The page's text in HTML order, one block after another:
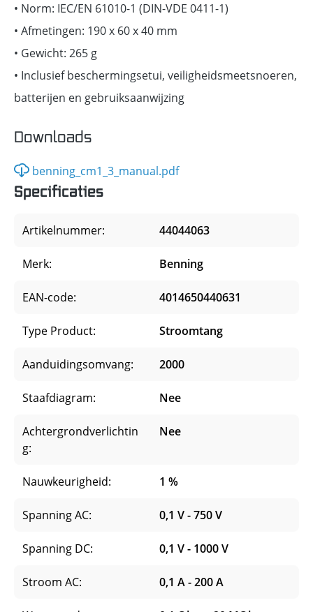
• Norm: IEC/EN 61010-1 (DIN-VDE 0411-1)
• Afmetingen: 190 x 60 x 40 mm
• Gewicht: 265 g
• Inclusief beschermingsetui, veiligheidsmeetsnoeren,
batterijen en gebruiksaanwijzing
Downloads
benning_cm1_3_manual.pdf
Specificaties
Artikelnummer: 44044063
Merk: Benning
EAN-code: 4014650440631
Type Product: Stroomtang
Aanduidingsomvang: 2000
Staafdiagram: Nee
Achtergrondverlichtin
g:
Nee
Nauwkeurigheid: 1 %
Spanning AC: 0,1 V - 750 V
Spanning DC: 0,1 V - 1000 V
Stroom AC: 0,1 A - 200 A